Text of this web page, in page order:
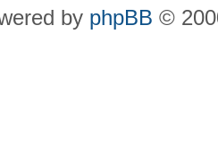
by phpBB ©